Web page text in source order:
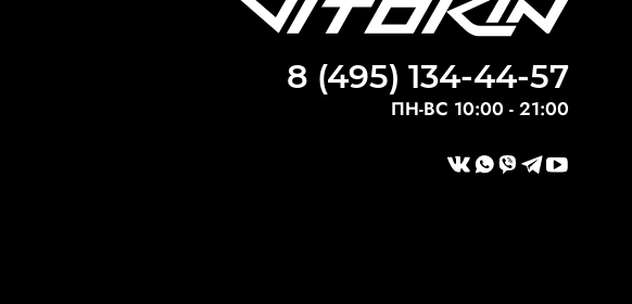
8 (495) 134-44-57
ПН-ВС 10:00 - 21:00